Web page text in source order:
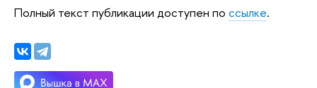
Полный текст публикации доступен по ссылке.